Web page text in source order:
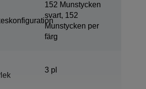
152 Munstycken
svart, 152
Munstycken per
färg
3 pl